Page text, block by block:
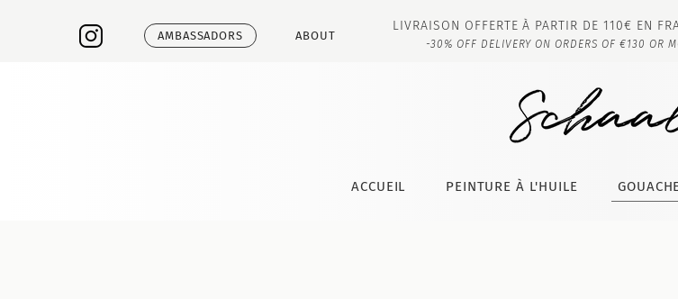
ABOUT
AMBASSADORS
LIVRAISON OFFERTE À PARTIR DE 110€ EN
-30% OFF DELIVERY ON ORDERS OF €130 OR
ACCUEIL PEINTURE À L'HUILE